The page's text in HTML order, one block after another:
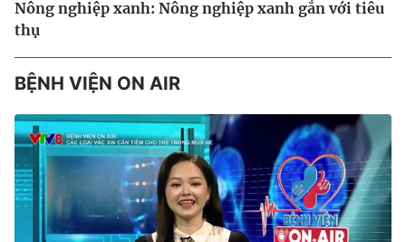
Nông nghiệp xanh: Nông nghiệp xanh gắn với tiêu
thụ
BỆNH VIỆN ON AIR